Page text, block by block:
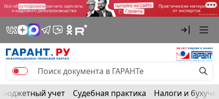
Бюджетный учет Судебная практика Налоги и